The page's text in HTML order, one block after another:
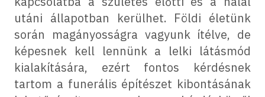
utáni állapotban kerülhet. Földi életünk
során magányosságra vagyunk ítélve, de
képesnek kell lennünk a lelki látásmód
kialakítására, ezért fontos kérdésnek
tartom a funerális építészet kibontásának